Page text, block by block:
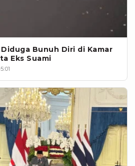
Bunuh Diri di Kamar
Eks Suami